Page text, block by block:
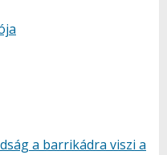
a barrikádra viszi a